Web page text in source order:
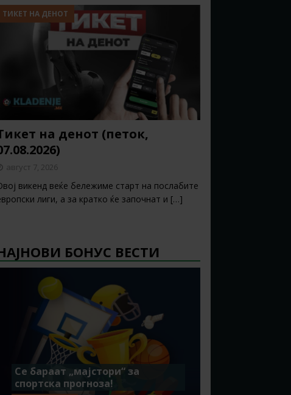
ТИКЕТ НА ДЕНОТ
на денот (петок,
август 7, 2026
викенд веќе бележиме старт на послабите
лиги, а за кратко ќе започнат и […]
БОНУС ВЕСТИ
Се бараат „мајстори“ за
спортска прогноза!